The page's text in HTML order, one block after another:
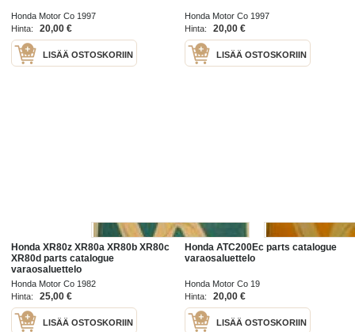
Honda Motor Co 1997
Hinta:
20,00 €
LISÄÄ OSTOSKORIIN
Honda Motor Co 1997
Hinta:
20,00 €
LISÄÄ OSTOSKORIIN
Honda XR80z XR80a XR80b XR80c
XR80d parts catalogue
varaosaluettelo
Honda Motor Co 1982
Hinta:
25,00 €
LISÄÄ OSTOSKORIIN
Honda ATC200Ec parts catalogue
varaosaluettelo
Honda Motor Co 19
Hinta:
20,00 €
LISÄÄ OSTOSKORIIN